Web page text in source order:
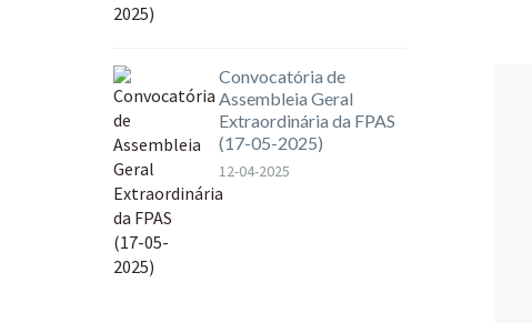
Convocatória de
Assembleia Geral
Extraordinária da FPAS
(17-05-2025)
12-04-2025